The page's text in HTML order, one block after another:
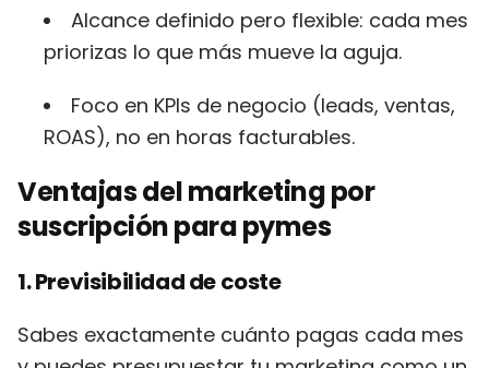
Alcance definido pero flexible: cada mes
priorizas lo que más mueve la aguja.
Foco en KPIs de negocio (leads, ventas,
ROAS), no en horas facturables.
Ventajas del marketing por
suscripción para pymes
1. Previsibilidad de coste
Sabes exactamente cuánto pagas cada mes